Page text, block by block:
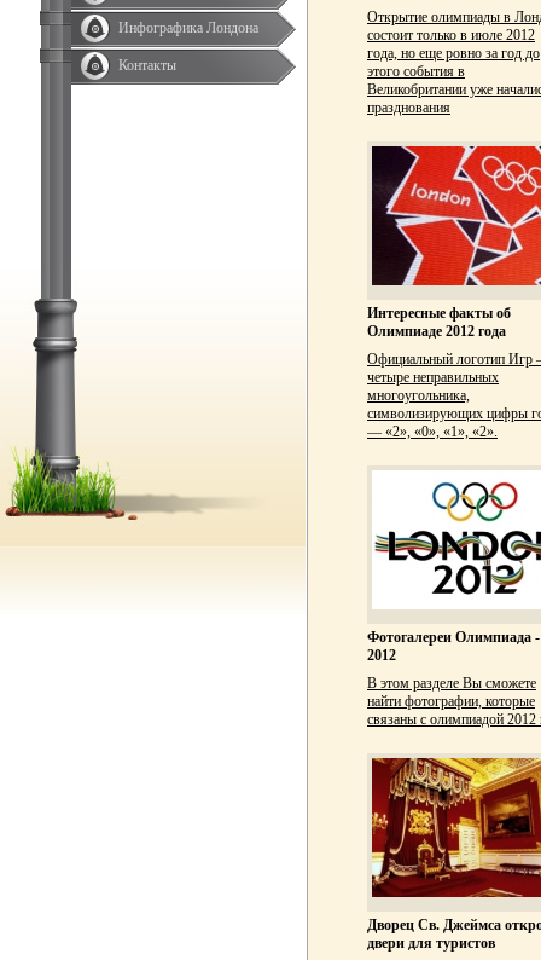
Инфографика Лондона
Контакты
Открытие олимпиады в
состоит только в июле 2012
года, но еще ровно за год до
этого события в
Великобритании уже
празднования
Интересные факты об
Олимпиаде 2012 года
Официальный логотип
четыре неправильных
многоугольника,
символизирующих цифры
— «2», «0», «1», «2».
Фотогалереи Олимпиада -
2012
В этом разделе Вы сможете
найти фотографии, которые
связаны с олимпиадой 2012
Дворец Св. Джеймса
двери для туристов